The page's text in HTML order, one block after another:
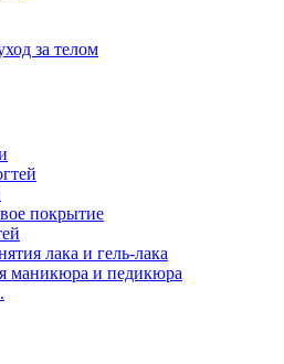
за телом
покрытие
лака и гель-лака
маникюра и педикюра